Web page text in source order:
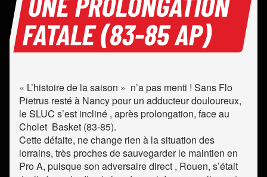
FATALE (83-85 AP)
« L’histoire de la saison » n’a pas menti ! Sans Flo
Pietrus resté à Nancy pour un adducteur douloureux,
le SLUC s’est incliné , après prolongation, face au
Cholet Basket (83-85).
Cette défaite, ne change rien à la situation des
lorrains, très proches de sauvegarder le maintien en
Pro A, puisque son adversaire direct , Rouen, s’était